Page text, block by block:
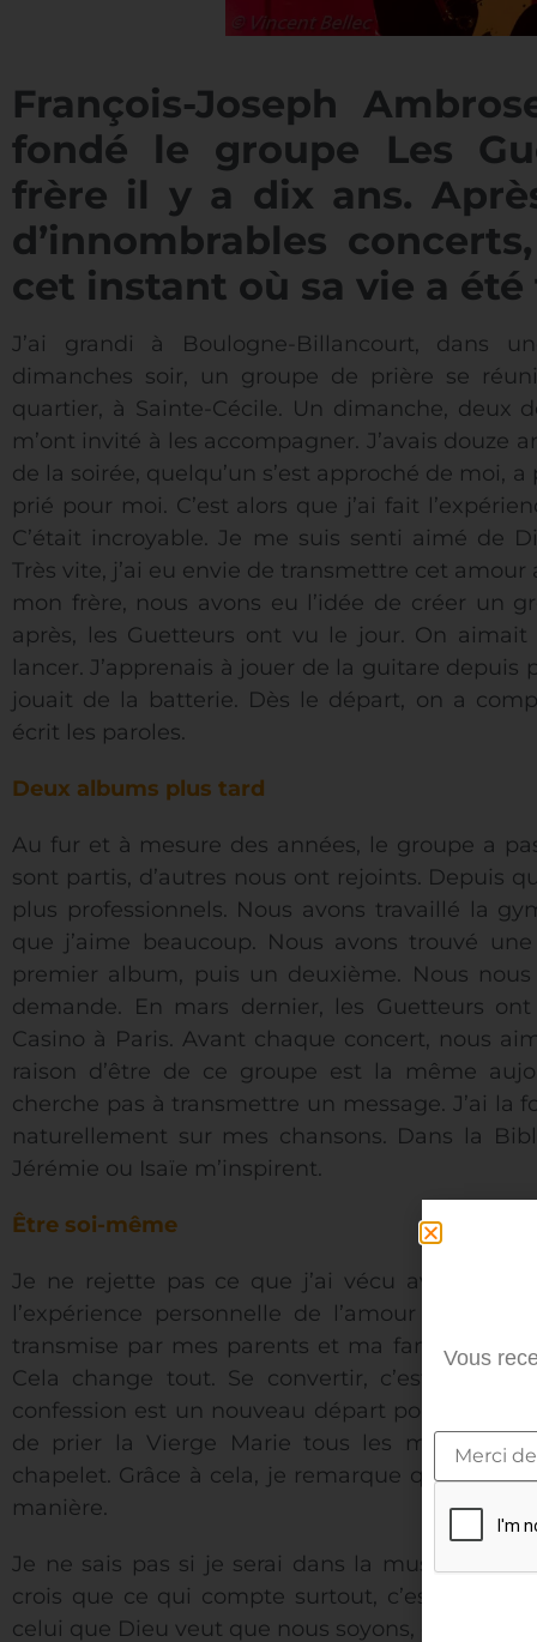
François-Joseph
fondé le groupe Les
frère il y a dix ans.
d’innombrables
cet instant où sa vie a
J’ai grandi à Boulogne-Billancourt, dans
dimanches soir, un groupe de prière se
quartier, à Sainte-Cécile. Un dimanche,
m’ont invité à les accompagner. J’avais douze
de la soirée, quelqu’un s’est approché de moi,
prié pour moi. C’est alors que j’ai fait
C’était incroyable. Je me suis senti aimé de
Très vite, j’ai eu envie de transmettre cet
mon frère, nous avons eu l’idée de créer un
après, les Guetteurs ont vu le jour. On
lancer. J’apprenais à jouer de la guitare
jouait de la batterie. Dès le départ, on a
écrit les paroles.
Deux albums plus tard
Au fur et à mesure des années, le groupe a
sont partis, d’autres nous ont rejoints. Depuis
plus professionnels. Nous avons travaillé la
que j’aime beaucoup. Nous avons trouvé
premier album, puis un deuxième. Nous
demande. En mars dernier, les Guetteurs
Casino à Paris. Avant chaque concert, nous
raison d’être de ce groupe est la même
cherche pas à transmettre un message. J’ai la
naturellement sur mes chansons. Dans la
Jérémie ou Isaïe m’inspirent.
Être soi-même
Je ne rejette pas ce que j’ai vécu avant ce
l’expérience personnelle de l’amour de
transmise par mes parents et ma famille, à
Cela change tout. Se convertir, c’est tout le
confession est un nouveau départ pour moi.
de prier la Vierge Marie tous les matins.
chapelet. Grâce à cela, je remarque que je ne
manière.
Je ne sais pas si je serai dans la musique
crois que ce qui compte surtout, c’est de ne
celui que Dieu veut que nous soyons, c’est de
Vous